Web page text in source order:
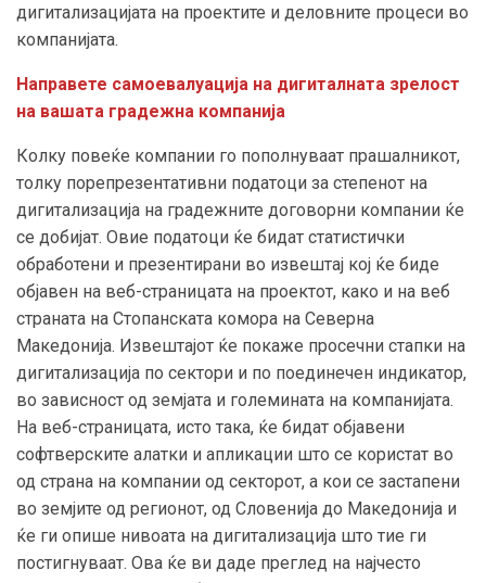
дигитализацијата на проектите и деловните процеси во
компанијата.
Направете самоевалуација на дигиталната зрелост
на вашата градежна компанија
Колку повеќе компании го пополнуваат прашалникот,
толку порепрезентативни податоци за степенот на
дигитализација на градежните договорни компании ќе
се добијат. Овие податоци ќе бидат статистички
обработени и презентирани во извештај кој ќе биде
објавен на веб-страницата на проектот, како и на веб
страната на Стопанската комора на Северна
Македонија. Извештајот ќе покаже просечни стапки на
дигитализација по сектори и по поединечен индикатор,
во зависност од земјата и големината на компанијата.
На веб-страницата, исто така, ќе бидат објавени
софтверските алатки и апликации што се користат во
од страна на компании од секторот, а кои се застапени
во земјите од регионот, од Словенија до Македонија и
ќе ги опише нивоата на дигитализација што тие ги
постигнуваат. Ова ќе ви даде преглед на најчесто